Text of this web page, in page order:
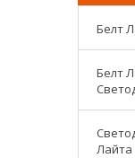
Белт
Белт
Лайта